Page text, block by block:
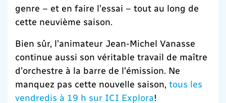
genre – et en faire l’essai – tout au long de
cette neuvième saison.
Bien sûr, l’animateur Jean-Michel Vanasse
continue aussi son véritable travail de maître
d’orchestre à la barre de l’émission. Ne
manquez pas cette nouvelle saison, tous les
vendredis à 19 h sur ICI Explora!